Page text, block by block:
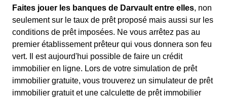
Faites jouer les banques de Darvault entre elles, non
seulement sur le taux de prêt proposé mais aussi sur les
conditions de prêt imposées. Ne vous arrêtez pas au
premier établissement prêteur qui vous donnera son feu
vert. Il est aujourd'hui possible de faire un crédit
immobilier en ligne. Lors de votre simulation de prêt
immobilier gratuite, vous trouverez un simulateur de prêt
immobilier gratuit et une calculette de prêt immobilier